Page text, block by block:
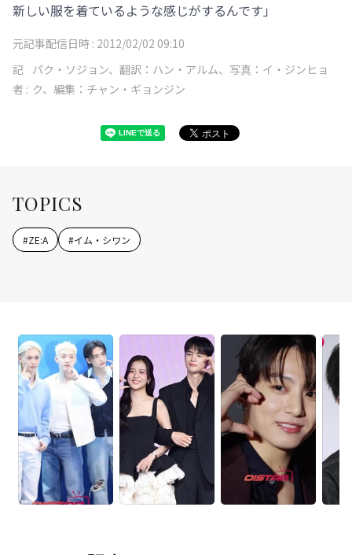
新しい服を着ているような感じがするんです」
元記事配信日時 : 2012/02/02 09:10
記
者 :
パク・ソジョン、翻訳：ハン・アルム、写真：イ・ジンヒョ
ク、編集：チャン・ギョンジン
TOPICS
#ZE:A #イム・シワン